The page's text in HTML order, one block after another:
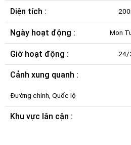
Diện tích :
Ngày hoạt động : Mon
Giờ hoạt động : 24/
Cảnh xung quanh :
Đường chính, Quốc lộ
Khu vực lân cận :